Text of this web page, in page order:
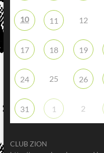
10 11 12
17 18 19
24 25 26
31 1 2
CLUB ZION